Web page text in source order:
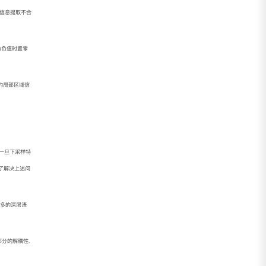
息提取不合
负值时置零
局部区域信
旦下采样特
解决上述问
的深层语
分的解耦性.